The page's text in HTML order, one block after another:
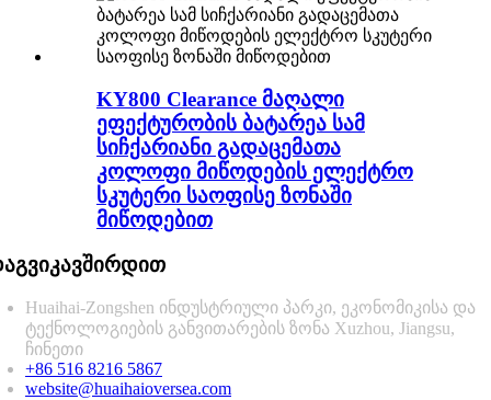
KY800 Clearance მაღალი
ეფექტურობის ბატარეა სამ
სიჩქარიანი გადაცემათა
კოლოფი მიწოდების ელექტრო
სკუტერი საოფისე ზონაში
მიწოდებით
Huaihai-Zongshen ინდუსტრიული პარკი, ეკონომიკისა და
ტექნოლოგიების განვითარების ზონა Xuzhou, Jiangsu,
ჩინეთი
+86 516 8216 5867
website@huaihaioversea.com